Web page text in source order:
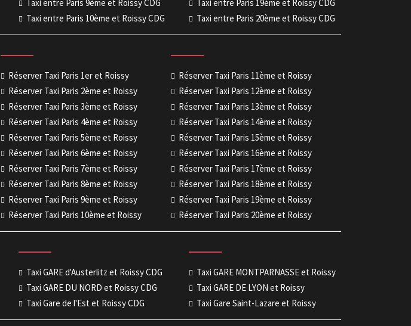
Taxi entre Paris 9ème et Roissy CDG
Taxi entre Paris 10ème et Roissy CDG
Taxi entre Paris 19ème et Roissy CDG
Taxi entre Paris 20ème et Roissy CDG
Réserver Taxi Paris 1er et Roissy
Réserver Taxi Paris 2ème et Roissy
Réserver Taxi Paris 3ème et Roissy
Réserver Taxi Paris 4ème et Roissy
Réserver Taxi Paris 5ème et Roissy
Réserver Taxi Paris 6ème et Roissy
Réserver Taxi Paris 7ème et Roissy
Réserver Taxi Paris 8ème et Roissy
Réserver Taxi Paris 9ème et Roissy
Réserver Taxi Paris 10ème et Roissy
Réserver Taxi Paris 11ème et Roissy
Réserver Taxi Paris 12ème et Roissy
Réserver Taxi Paris 13ème et Roissy
Réserver Taxi Paris 14ème et Roissy
Réserver Taxi Paris 15ème et Roissy
Réserver Taxi Paris 16ème et Roissy
Réserver Taxi Paris 17ème et Roissy
Réserver Taxi Paris 18ème et Roissy
Réserver Taxi Paris 19ème et Roissy
Réserver Taxi Paris 20ème et Roissy
Taxi GARE d'Austerlitz et Roissy CDG
Taxi GARE DU NORD et Roissy CDG
Taxi Gare de l'Est et Roissy CDG
Taxi GARE MONTPARNASSE et Roissy
Taxi GARE DE LYON et Roissy
Taxi Gare Saint-Lazare et Roissy